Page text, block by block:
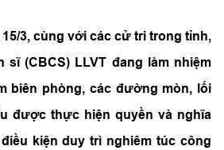
3, cùng với các cử tri trong tỉnh,
sĩ (CBCS) LLVT đang làm nhiệm
biên phòng, các đường mòn, lối
được thực hiện quyền và nghĩa
kiện duy trì nghiêm túc công